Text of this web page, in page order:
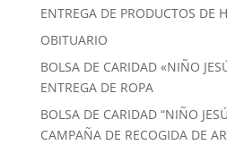
ENTREGA DE PRODUCTOS DE
OBITUARIO
BOLSA DE CARIDAD «NIÑO
ENTREGA DE ROPA
BOLSA DE CARIDAD “NIÑO
CAMPAÑA DE RECOGIDA DE